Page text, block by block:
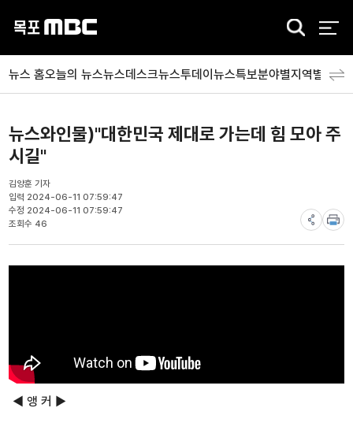
검
뉴스 홈오늘의 뉴스뉴스데스크뉴스투데이뉴스특보분야별지역별 뉴스
뉴스와인물)"대한민국 제대로 가는데 힘 모아 주
시길"
김양훈 기자
입력 2024-06-11 07:59:47
수정 2024-06-11 07:59:47
조회수 46
◀ 앵 커 ▶